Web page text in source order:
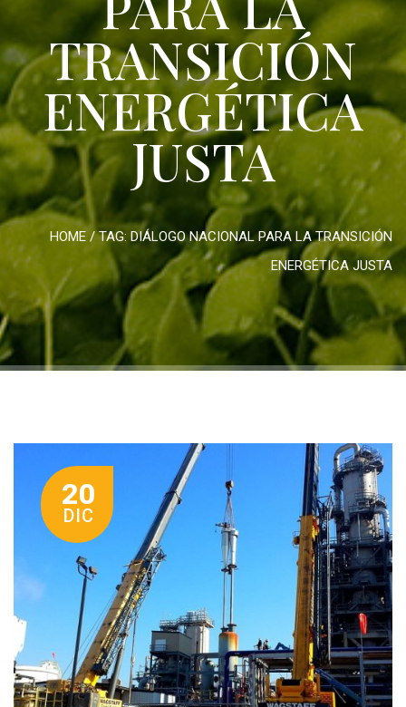
TRANSICIÓN
ENERGÉTICA
JUSTA
HOME/ TAG: DIÁLOGO NACIONAL PARA LA TRANSICIÓN
ENERGÉTICA JUSTA
20
DIC